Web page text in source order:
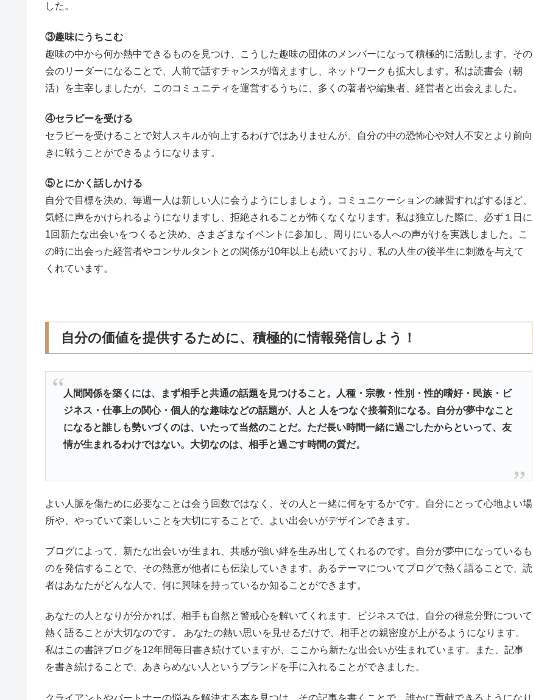
した。
③趣味にうちこむ
趣味の中から何か熱中できるものを見つけ、こうした趣味の団体のメンバーになって積極的に活動します。その
会のリーダーになることで、人前で話すチャンスが増えますし、ネットワークも拡大します。私は読書会（朝
活）を主宰しましたが、このコミュニティを運営するうちに、多くの著者や編集者、経営者と出会えました。
④セラピーを受ける
セラピーを受けることで対人スキルが向上するわけではありませんが、自分の中の恐怖心や対人不安とより前向
きに戦うことができるようになります。
⑤とにかく話しかける
自分で目標を決め、毎週一人は新しい人に会うようにしましょう。コミュニケーションの練習すればするほど、
気軽に声をかけられるようになりますし、拒絶されることが怖くなくなります。私は独立した際に、必ず１日に
1回新たな出会いをつくると決め、さまざまなイベントに参加し、周りにいる人への声がけを実践しました。こ
の時に出会った経営者やコンサルタントとの関係が10年以上も続いており、私の人生の後半生に刺激を与えて
くれています。
自分の価値を提供するために、積極的に情報発信しよう！
人間関係を築くには、まず相手と共通の話題を見つけること。人種・宗教・性別・性的嗜好・民族・ビ
ジネス・仕事上の関心・個人的な趣味などの話題が、人と 人をつなぐ接着剤になる。自分が夢中なこと
になると誰しも勢いづくのは、いたって当然のことだ。ただ長い時間一緒に過ごしたからといって、友
情が生まれるわけではない。大切なのは、相手と過ごす時間の質だ。
よい人脈を傷ために必要なことは会う回数ではなく、その人と一緒に何をするかです。自分にとって心地よい場
所や、やっていて楽しいことを大切にすることで、よい出会いがデザインできます。
ブログによって、新たな出会いが生まれ、共感が強い絆を生み出してくれるのです。自分が夢中になっているも
のを発信することで、その熱意が他者にも伝染していきます。あるテーマについてブログで熱く語ることで、読
者はあなたがどんな人で、何に興味を持っているか知ることができます。
あなたの人となりが分かれば、相手も自然と警戒心を解いてくれます。ビジネスでは、自分の得意分野について
熱く語ることが大切なのです。 あなたの熱い思いを見せるだけで、相手との親密度が上がるようになります。
私はこの書評ブログを12年間毎日書き続けていますが、ここから新たな出会いが生まれています。また、記事
を書き続けることで、あきらめない人というブランドを手に入れることができました。
クライアントやパートナーの悩みを解決する本を見つけ、その記事を書くことで、誰かに貢献できるようになり